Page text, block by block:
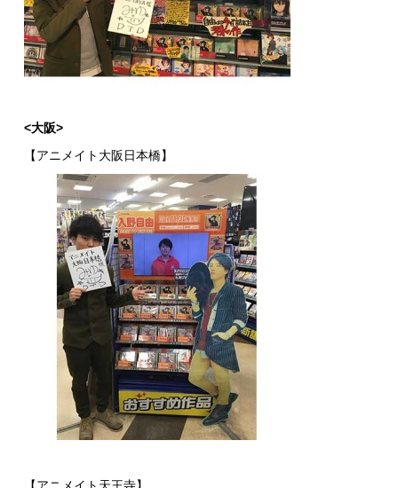
<大阪>
【アニメイト大阪日本橋】